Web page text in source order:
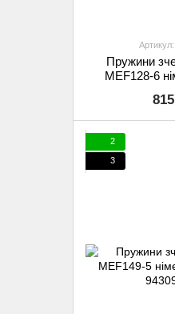
Пружини
MEF128-6
2
3